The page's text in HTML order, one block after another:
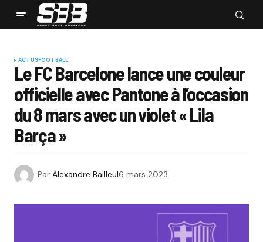
ACTUSFOOTBALL
Le FC Barcelone lance une couleur
officielle avec Pantone à l’occasion
du 8 mars avec un violet « Lila
Barça »
Par Alexandre Bailleul6 mars 2023